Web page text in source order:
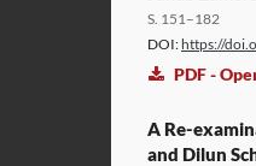
S. 151–182
DOI:https://
PDF -
A Re-
and Dilun